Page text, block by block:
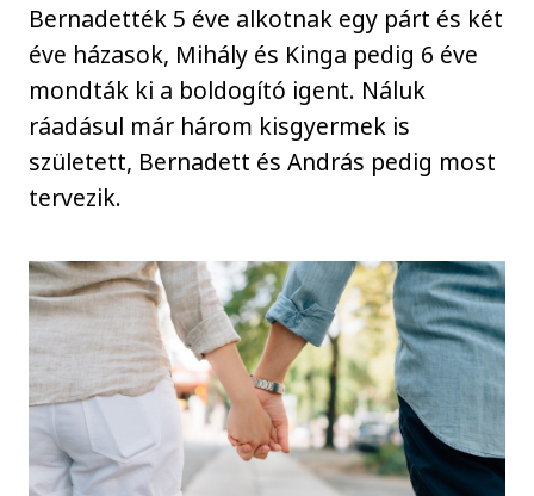
Bernadették 5 éve alkotnak egy párt és két
éve házasok, Mihály és Kinga pedig 6 éve
mondták ki a boldogító igent. Náluk
ráadásul már három kisgyermek is
született, Bernadett és András pedig most
tervezik.